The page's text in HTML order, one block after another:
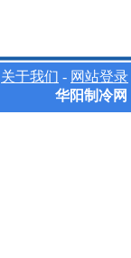
关于我们 - 网站登录
华阳制冷网